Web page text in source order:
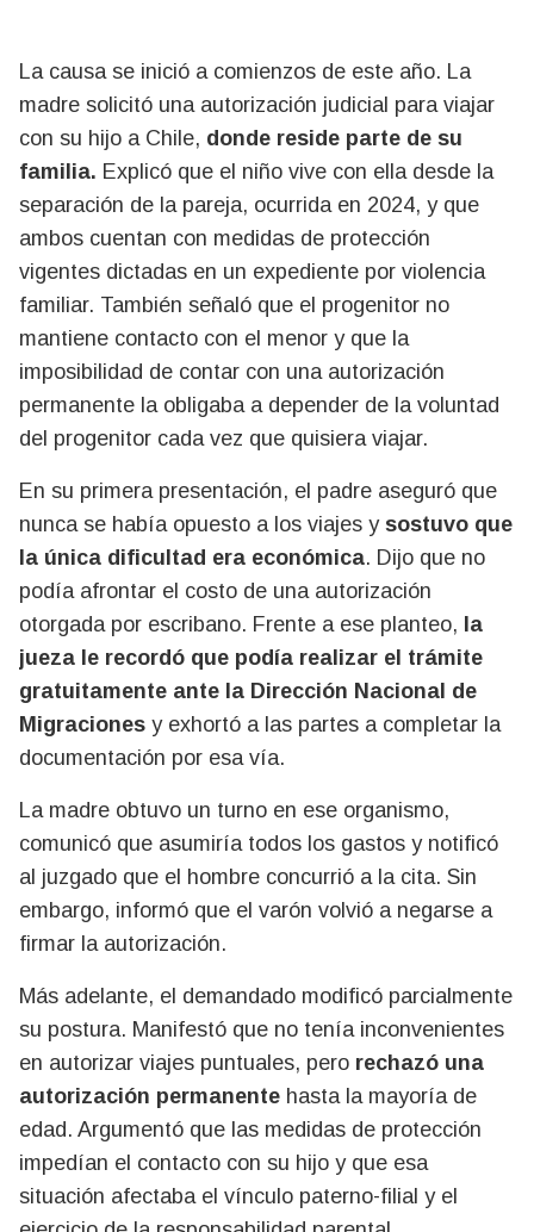
La causa se inició a comienzos de este año. La
madre solicitó una autorización judicial para viajar
con su hijo a Chile, donde reside parte de su
familia. Explicó que el niño vive con ella desde la
separación de la pareja, ocurrida en 2024, y que
ambos cuentan con medidas de protección
vigentes dictadas en un expediente por violencia
familiar. También señaló que el progenitor no
mantiene contacto con el menor y que la
imposibilidad de contar con una autorización
permanente la obligaba a depender de la voluntad
del progenitor cada vez que quisiera viajar.
En su primera presentación, el padre aseguró que
nunca se había opuesto a los viajes y sostuvo que
la única dificultad era económica. Dijo que no
podía afrontar el costo de una autorización
otorgada por escribano. Frente a ese planteo, la
jueza le recordó que podía realizar el trámite
gratuitamente ante la Dirección Nacional de
Migraciones y exhortó a las partes a completar la
documentación por esa vía.
La madre obtuvo un turno en ese organismo,
comunicó que asumiría todos los gastos y notificó
al juzgado que el hombre concurrió a la cita. Sin
embargo, informó que el varón volvió a negarse a
firmar la autorización.
Más adelante, el demandado modificó parcialmente
su postura. Manifestó que no tenía inconvenientes
en autorizar viajes puntuales, pero rechazó una
autorización permanente hasta la mayoría de
edad. Argumentó que las medidas de protección
impedían el contacto con su hijo y que esa
situación afectaba el vínculo paterno-filial y el